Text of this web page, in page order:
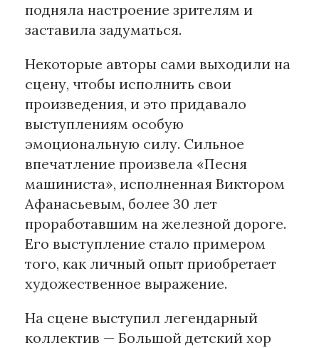
подняла настроение зрителям и
заставила задуматься.
Некоторые авторы сами выходили на
сцену, чтобы исполнить свои
произведения, и это придавало
выступлениям особую
эмоциональную силу. Сильное
впечатление произвела «Песня
машиниста», исполненная Виктором
Афанасьевым, более 30 лет
проработавшим на железной дороге.
Его выступление стало примером
того, как личный опыт приобретает
художественное выражение.
На сцене выступил легендарный
коллектив — Большой детский хор